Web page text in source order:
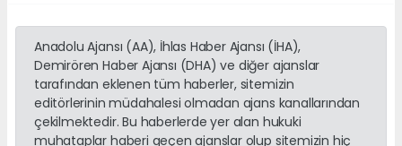
Anadolu Ajansı (AA), İhlas Haber Ajansı (İHA),
Demirören Haber Ajansı (DHA) ve diğer ajanslar
tarafından eklenen tüm haberler, sitemizin
editörlerinin müdahalesi olmadan ajans kanallarından
çekilmektedir. Bu haberlerde yer alan hukuki
muhataplar haberi geçen ajanslar olup sitemizin hiç